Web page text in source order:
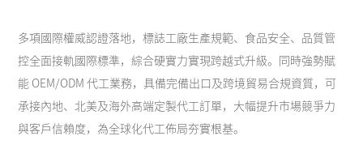
多項國際權威認證落地，標誌工廠生產規範、食品安全、品質管
控全面接軌國際標準，綜合硬實力實現跨越式升級。同時強勢賦
能 OEM/ODM 代工業務，具備完備出口及跨境貿易合規資質，可
承接內地、北美及海外高端定製代工訂單，大幅提升市場競爭力
與客戶信賴度，為全球化代工佈局夯實根基。